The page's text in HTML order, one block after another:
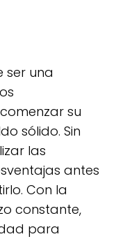
ser una
su
sólido. Sin
las
antes
Con la
constante,
para